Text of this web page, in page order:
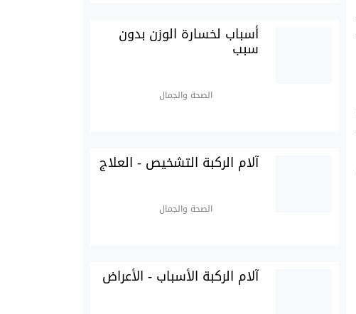
أسباب لخسارة الوزن بدون
سبب
الصحة والجمال
آلام الركبة التشخيص - العلاج
الصحة والجمال
آلام الركبة الأسباب - الأعراض